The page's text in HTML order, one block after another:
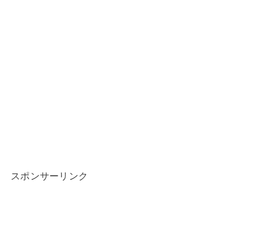
スポンサーリンク